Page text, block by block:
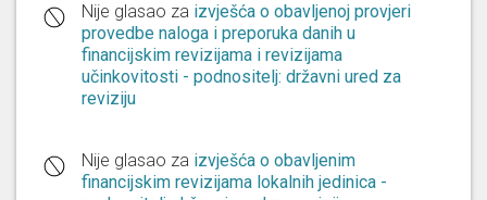
Nije glasao za izvješća o obavljenoj provjeri
provedbe naloga i preporuka danih u
financijskim revizijama i revizijama
učinkovitosti - podnositelj: državni ured za
reviziju
Nije glasao za izvješća o obavljenim
financijskim revizijama lokalnih jedinica -